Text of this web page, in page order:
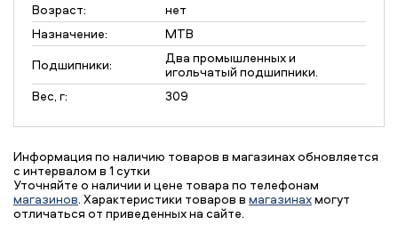
Возраст:
нет
Назначение:
MTB
Подшипники:
Два промышленных и
игольчатый подшипники.
Вес, г:
309
Информация по наличию товаров в магазинах обновляется
с интервалом в 1 сутки
Уточняйте о наличии и цене товара по телефонам
магазинов. Характеристики товаров в магазинахмогут
отличаться от приведенных на сайте.